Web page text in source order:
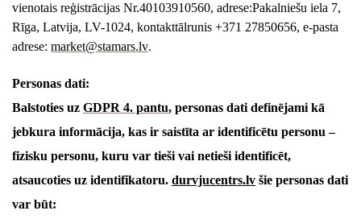
vienotais reģistrācijas Nr.40103910560, adrese:Pakalniešu iela 7,
Rīga, Latvija, LV-1024, kontakttālrunis +371 27850656, e-pasta
adrese: market@stamars.lv.
Personas dati:
Balstoties uz GDPR 4. pantu, personas dati definējami kā
jebkura informācija, kas ir saistīta ar identificētu personu –
fizisku personu, kuru var tieši vai netieši identificēt,
atsaucoties uz identifikatoru. durvjucentrs.lv šie personas dati
var būt: